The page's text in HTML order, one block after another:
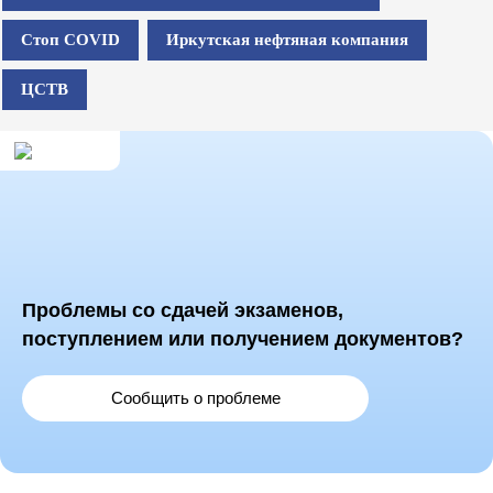
Стоп COVID Иркутская нефтяная компания
ЦСТВ
Проблемы со сдачей экзаменов,
поступлением или получением документов?
Сообщить о проблеме